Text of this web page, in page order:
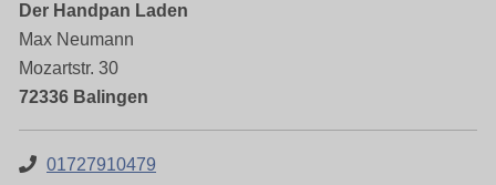
Der Handpan Laden
Max Neumann
Mozartstr. 30
72336 Balingen
01727910479